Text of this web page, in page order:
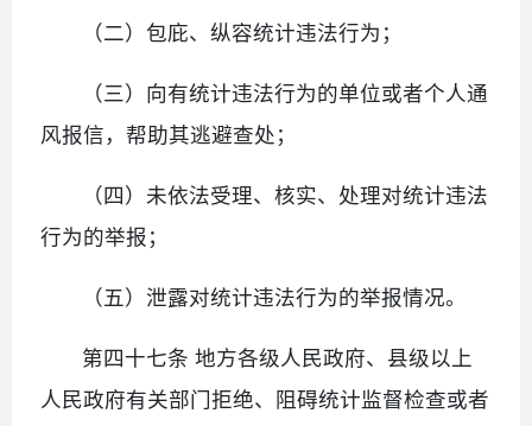
（二）包庇、纵容统计违法行为；
（三）向有统计违法行为的单位或者个人通
风报信，帮助其逃避查处；
（四）未依法受理、核实、处理对统计违法
行为的举报；
（五）泄露对统计违法行为的举报情况。
第四十七条 地方各级人民政府、县级以上
人民政府有关部门拒绝、阻碍统计监督检查或者